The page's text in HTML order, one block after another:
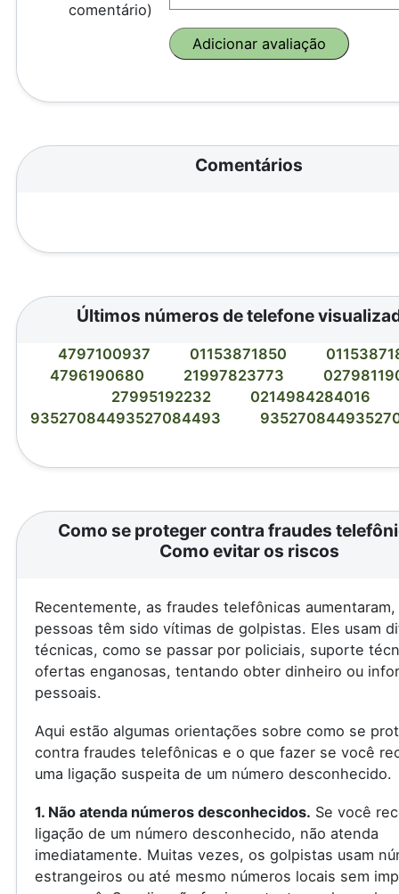
comentário)
Comentários
Últimos números de telefone
4797100937 01153871850
4796190680
21997823773
27995192232
0214984284016
93527084493527084493
Como se proteger contra fraudes
Como evitar os riscos
Recentemente, as fraudes telefônicas
pessoas têm sido vítimas de golpistas. Eles usam
técnicas, como se passar por policiais, suporte
ofertas enganosas, tentando obter dinheiro ou
pessoais.
Aqui estão algumas orientações sobre como se
contra fraudes telefônicas e o que fazer se você
uma ligação suspeita de um número desconhecido.
1. Não atenda números desconhecidos. Se você
ligação de um número desconhecido, não atenda
imediatamente. Muitas vezes, os golpistas usam
estrangeiros ou até mesmo números locais sem